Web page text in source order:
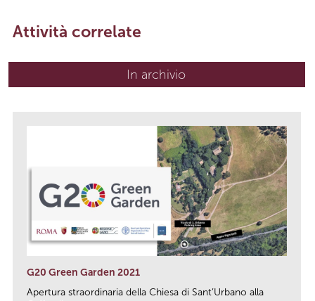
Attività correlate
In archivio
G20 Green Garden 2021
Apertura straordinaria della Chiesa di Sant’Urbano alla